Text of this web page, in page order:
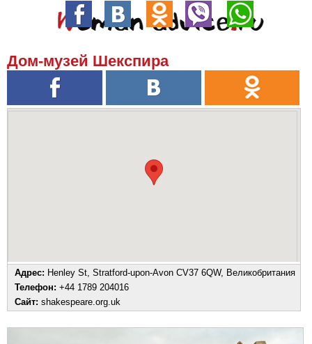
Дом-музей Шекспира
Адрес: Henley St, Stratford-upon-Avon CV37 6QW, Великобритания
Телефон: +44 1789 204016
Сайт: shakespeare.org.uk